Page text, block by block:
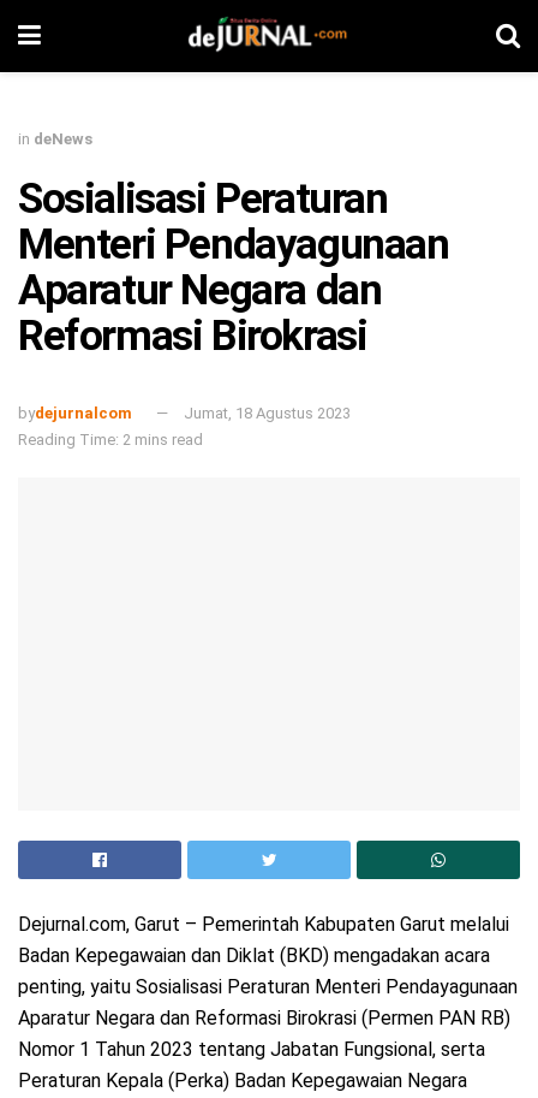
in deNews
Sosialisasi Peraturan
Menteri Pendayagunaan
Aparatur Negara dan
Reformasi Birokrasi
bydejurnalcom
Jumat, 18 Agustus 2023
Reading Time: 2 mins read
Dejurnal.com, Garut – Pemerintah Kabupaten Garut melalui
Badan Kepegawaian dan Diklat (BKD) mengadakan acara
penting, yaitu Sosialisasi Peraturan Menteri Pendayagunaan
Aparatur Negara dan Reformasi Birokrasi (Permen PAN RB)
Nomor 1 Tahun 2023 tentang Jabatan Fungsional, serta
Peraturan Kepala (Perka) Badan Kepegawaian Negara